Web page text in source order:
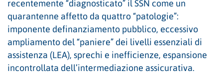
recentemente “diagnosticato” il SSN come un
quarantenne affetto da quattro “patologie”:
imponente definanziamento pubblico, eccessivo
ampliamento del “paniere” dei livelli essenziali di
assistenza (LEA), sprechi e inefficienze, espansione
incontrollata dell’intermediazione assicurativa.